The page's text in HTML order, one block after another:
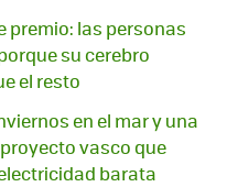
premio: las personas
su cerebro
el resto
en el mar y una
vasco que
barata